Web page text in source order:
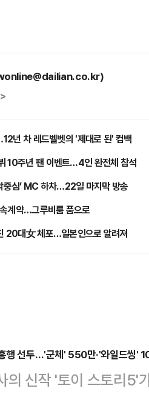
년 차 레드벨벳의 '제대로 된' 컴백
10주년 팬 이벤트…4인 완전체 참석
중심’ MC 하차…22일 마지막 방송
계약…그루비룸 품으로
20대女 체포…일본인으로 알려져
행 선두…'군체' 550만·'와일드씽'
의 신작 '토이 스토리5'